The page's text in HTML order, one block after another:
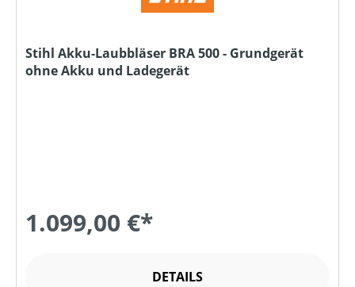
Stihl Akku-Laubbläser BRA 500 - Grundgerät
ohne Akku und Ladegerät
1.099,00 €*
DETAILS